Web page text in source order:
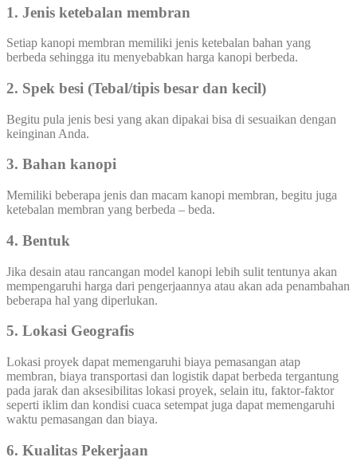
1. Jenis ketebalan membran
Setiap kanopi membran memiliki jenis ketebalan bahan yang
berbeda sehingga itu menyebabkan harga kanopi berbeda.
2. Spek besi (Tebal/tipis besar dan kecil)
Begitu pula jenis besi yang akan dipakai bisa di sesuaikan dengan
keinginan Anda.
3. Bahan kanopi
Memiliki beberapa jenis dan macam kanopi membran, begitu juga
ketebalan membran yang berbeda – beda.
4. Bentuk
Jika desain atau rancangan model kanopi lebih sulit tentunya akan
mempengaruhi harga dari pengerjaannya atau akan ada penambahan
beberapa hal yang diperlukan.
5. Lokasi Geografis
Lokasi proyek dapat memengaruhi biaya pemasangan atap
membran, biaya transportasi dan logistik dapat berbeda tergantung
pada jarak dan aksesibilitas lokasi proyek, selain itu, faktor-faktor
seperti iklim dan kondisi cuaca setempat juga dapat memengaruhi
waktu pemasangan dan biaya.
6. Kualitas Pekerjaan